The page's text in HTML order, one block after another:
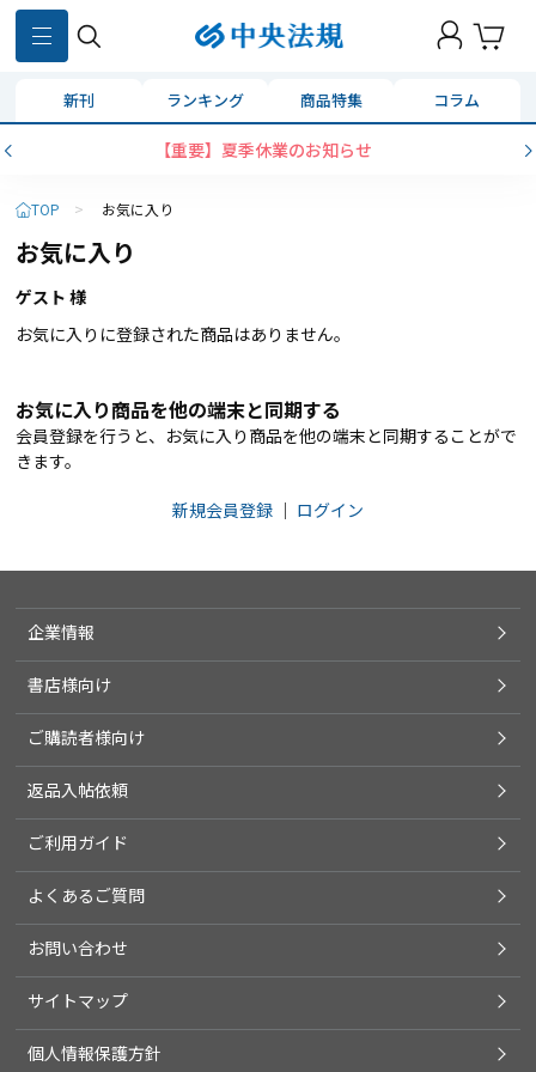
新刊 ランキング 商品特集 コラム
【重要】夏季休業のお知らせ
TOP > お気に入り
お気に入り
ゲスト 様
お気に入りに登録された商品はありません。
お気に入り商品を他の端末と同期する
会員登録を行うと、お気に入り商品を他の端末と同期することがで
きます。
新規会員登録 ｜ ログイン
企業情報
書店様向け
ご購読者様向け
返品入帖依頼
ご利用ガイド
よくあるご質問
お問い合わせ
サイトマップ
個人情報保護方針